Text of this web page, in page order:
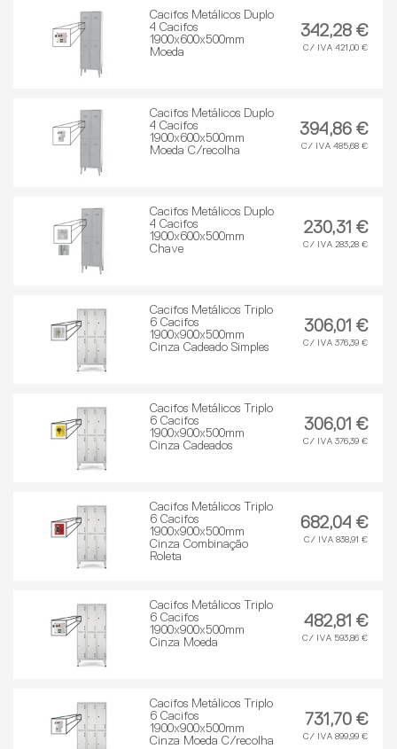
Cacifos Metálicos Duplo
4 Cacifos
1900x600x500mm
Moeda
342,28 €
C/ IVA 421,00 €
Cacifos Metálicos Duplo
4 Cacifos
1900x600x500mm
Moeda C/recolha
394,86 €
C/ IVA 485,68 €
Cacifos Metálicos Duplo
4 Cacifos
1900x600x500mm
Chave
230,31 €
C/ IVA 283,28 €
Cacifos Metálicos Triplo
6 Cacifos
1900x900x500mm
Cinza Cadeado Simples
306,01 €
C/ IVA 376,39 €
Cacifos Metálicos Triplo
6 Cacifos
1900x900x500mm
Cinza Cadeados
306,01 €
C/ IVA 376,39 €
Cacifos Metálicos Triplo
6 Cacifos
1900x900x500mm
Cinza Combinação
Roleta
682,04 €
C/ IVA 838,91 €
Cacifos Metálicos Triplo
6 Cacifos
1900x900x500mm
Cinza Moeda
482,81 €
C/ IVA 593,86 €
Cacifos Metálicos Triplo
6 Cacifos
1900x900x500mm
Cinza Moeda C/recolha
731,70 €
C/ IVA 899,99 €